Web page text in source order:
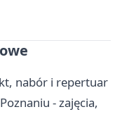
nabór i repertuar
- zajęcia,